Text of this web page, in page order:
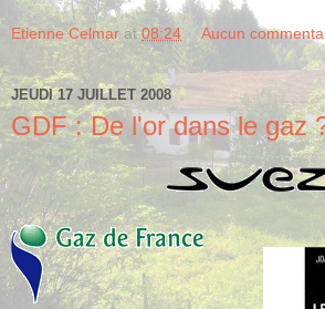
Etienne Celmar at08:24 Aucun
JEUDI 17 JUILLET 2008
GDF : De l'or dans le gaz